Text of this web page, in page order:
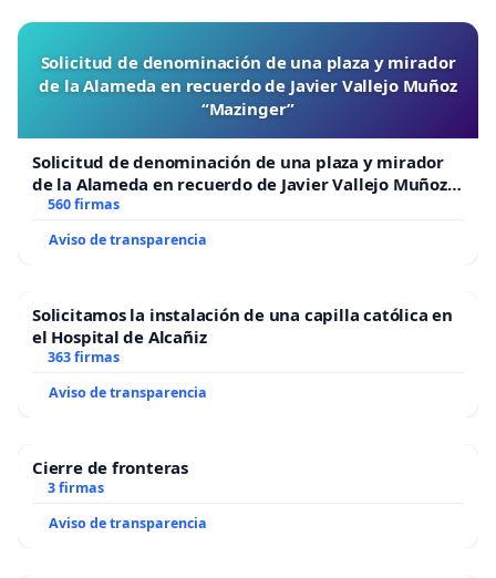
Solicitud de denominación de una plaza y mirador
de la Alameda en recuerdo de Javier Vallejo Muñoz
“Mazinger”
Solicitud de denominación de una plaza y mirador
de la Alameda en recuerdo de Javier Vallejo Muñoz
“Mazinger”
560 firmas
Aviso de transparencia
Solicitamos la instalación de una capilla católica en
el Hospital de Alcañiz
363 firmas
Aviso de transparencia
Cierre de fronteras
3 firmas
Aviso de transparencia